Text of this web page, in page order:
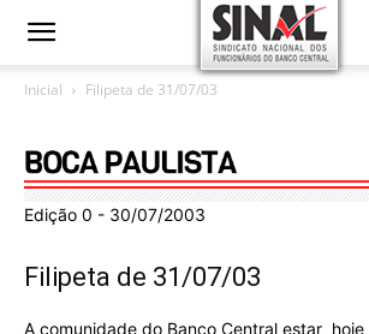
Inicial Filipeta de 31/07/03
Edição 0 - 30/07/2003
Filipeta de 31/07/03
A comunidade do Banco Central estar hoje